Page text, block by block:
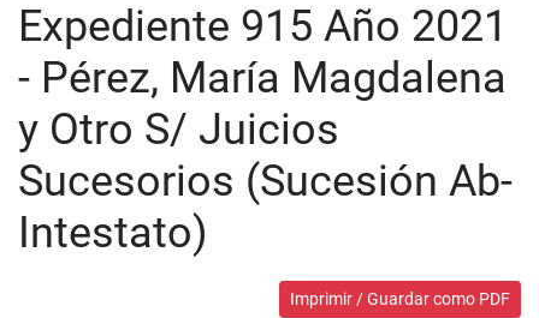
Expediente 915 Año 2021
- Pérez, María Magdalena
y Otro S/ Juicios
Sucesorios (Sucesión Ab-
Intestato)
Imprimir / Guardar como PDF